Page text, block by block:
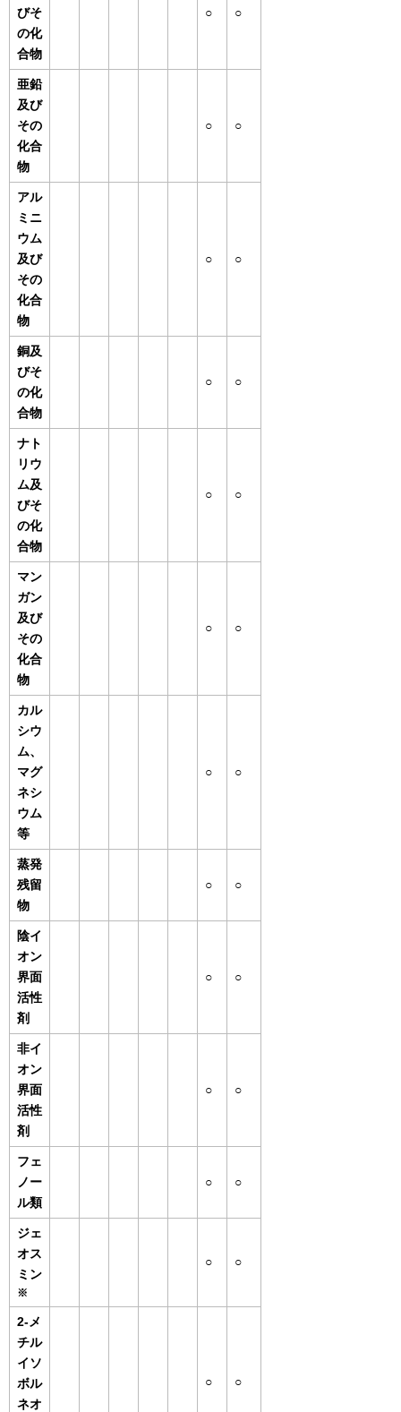
びそ
の化
合物
○ ○
亜鉛
及び
その
化合
物
○ ○
アル
ミニ
ウム
及び
その
化合
物
○ ○
銅及
びそ
の化
合物
○ ○
ナト
リウ
ム及
びそ
の化
合物
○ ○
マン
ガン
及び
その
化合
物
○ ○
カル
シウ
ム、
マグ
ネシ
ウム
等
○ ○
蒸発
残留
物
○ ○
陰イ
オン
界面
活性
剤
○ ○
非イ
オン
界面
活性
剤
○ ○
フェ
ノー
ル類
○ ○
ジェ
オス
ミン
※
○ ○
2-メ
チル
イソ
ボル
ネオ
○ ○